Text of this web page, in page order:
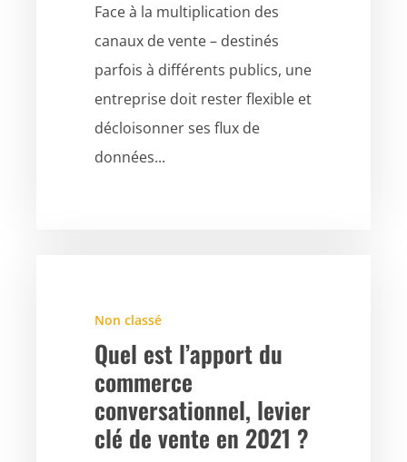
Face à la multiplication des
canaux de vente – destinés
parfois à différents publics, une
entreprise doit rester flexible et
décloisonner ses flux de
données...
Non classé
Quel est l’apport du
commerce
conversationnel, levier
clé de vente en 2021 ?